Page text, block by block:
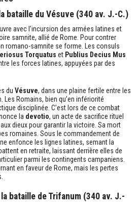
bataille du Vésuve (340 av. J.-C.)
avec l’incursion des armées latines et
samnite, allié de Rome. Pour contrer
romano-samnite se forme. Les consuls
Torquatus et Publius Decius Mus
les forces latines, appuyées par des
du Vésuve, dans une plaine fertile entre les
Romains, bien qu’en infériorité
disciplinée. C’est lors de ce combat
la devotio, un acte de sacrifice rituel
dieux pour garantir la victoire. Sa mort
romaines. Sous le commandement de
enfonce les lignes latines, semant la
en retraite, laissant derrière elles de
parmi les contingents campaniens.
en faveur de Rome, mais les pertes
bataille de Trifanum (340 av. J.-